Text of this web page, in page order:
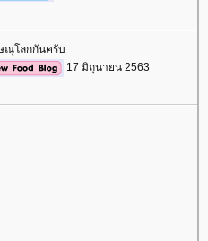
ณุโลกกันครับ
17 มิถุนายน 2563